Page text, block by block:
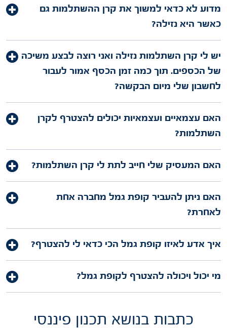
מדוע לא כדאי למשוך את קרן ההשתלמות גם
כאשר היא נזילה?
יש לי קרן השתלמות נזילה ואני רוצה לבצע משיכה
של הכספים. תוך כמה זמן הכסף אמור לעבור
לחשבון שלי מיום הבקשה?
האם עצמאיים ועצמאיות יכולים להצטרף לקרן
השתלמות?
האם המעסיק שלי חייב לתת לי קרן השתלמות?
האם ניתן להעביר קופת גמל מחברה אחת
לאחרת?
איך אדע לאיזו קופת גמל הכי כדאי לי להצטרף?
מי יכול ויכולה להצטרף לקופת גמל?
כתבות בנושא תכנון פיננסי